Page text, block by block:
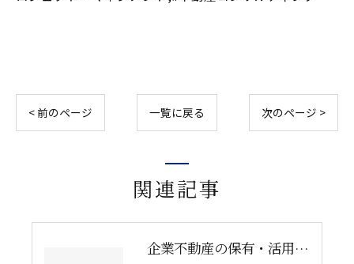
< 前のページ 一覧に戻る 次のページ >
関連記事
企業不動産の保有・活用・売却・組み換えをどう比較するか｜CRE戦略の8つの評価軸